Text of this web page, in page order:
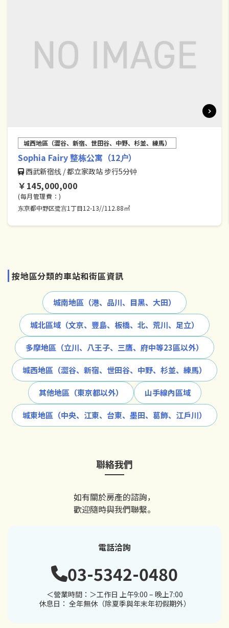
城西地區（澀谷、新宿、世田谷、中野、杉並、練馬）
Sophia Fairy 整栋公寓（12户）
西武新宿线 / 都立家政站 步行5分钟
￥145,000,000
(每月管理費：)
东京都中野区鹭宫1丁目12-13//112.88㎡
按地區分類的車站和街區資訊
城南地區（港、品川、目黑、大田）
城北區域（文京、豐島、板橋、北、荒川、足立）
多摩地區（立川、八王子、三鷹、府中等23區以外）
城西地區（澀谷、新宿、世田谷、中野、杉並、練馬）
其他地區（東京都以外） 山手線內區域
城東地區（中央、江東、台東、墨田、葛飾、江戶川）
聯絡我們
如有關於房產的諮詢，
歡迎隨時與我們聯繫。
電話洽詢
03-5342-0480
＜營業時間：＞工作日 上午9:00 – 晚上7:00
休息日： 全年無休（除夏季與年末年初假期外）